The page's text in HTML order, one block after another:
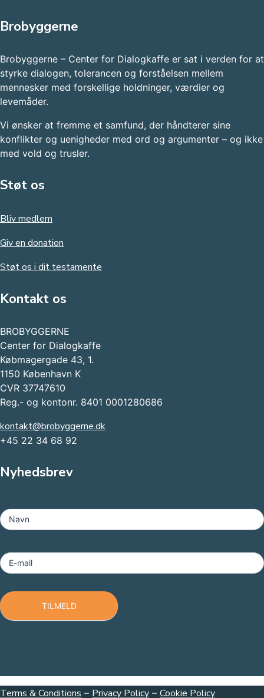
Brobyggerne
Brobyggerne – Center for Dialogkaffe er sat i verden for at
styrke dialogen, tolerancen og forståelsen mellem
mennesker med forskellige holdninger, værdier og
levemåder.
Vi ønsker at fremme et samfund, der håndterer sine
konflikter og uenigheder med ord og argumenter – og ikke
med vold og trusler.​
Støt os
Bliv medlem
Giv en donation
Støt os i dit testamente
Kontakt os
BROBYGGERNE
Center for Dialogkaffe
Købmagergade 43, 1.
1150 København K
CVR 37747610
Reg.- og kontonr. 8401 0001280686
kontakt@brobyggerne.dk
+45 22 34 68 92
Nyhedsbrev
-
Footer
Navn
E-mail
TILMELD
Terms & Conditions – Privacy Policy – Cookie Policy